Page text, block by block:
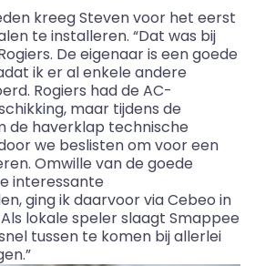
kreeg Steven voor het eerst
te installeren. “Dat was bij
De eigenaar is een goede
ik er al enkele andere
Rogiers had de AC-
maar tijdens de
de haverklap technische
we beslisten om voor een
Omwille van de goede
interessante
ging ik daarvoor via Cebeo in
lokale speler slaagt Smappee
tussen te komen bij allerlei